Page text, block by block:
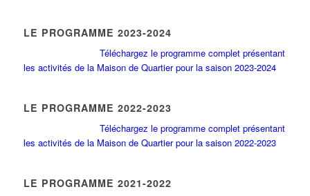
LE PROGRAMME 2023-2024
Téléchargez le programme complet présentant
les activités de la Maison de Quartier pour la saison 2023-2024
LE PROGRAMME 2022-2023
Téléchargez le programme complet présentant
les activités de la Maison de Quartier pour la saison 2022-2023
LE PROGRAMME 2021-2022